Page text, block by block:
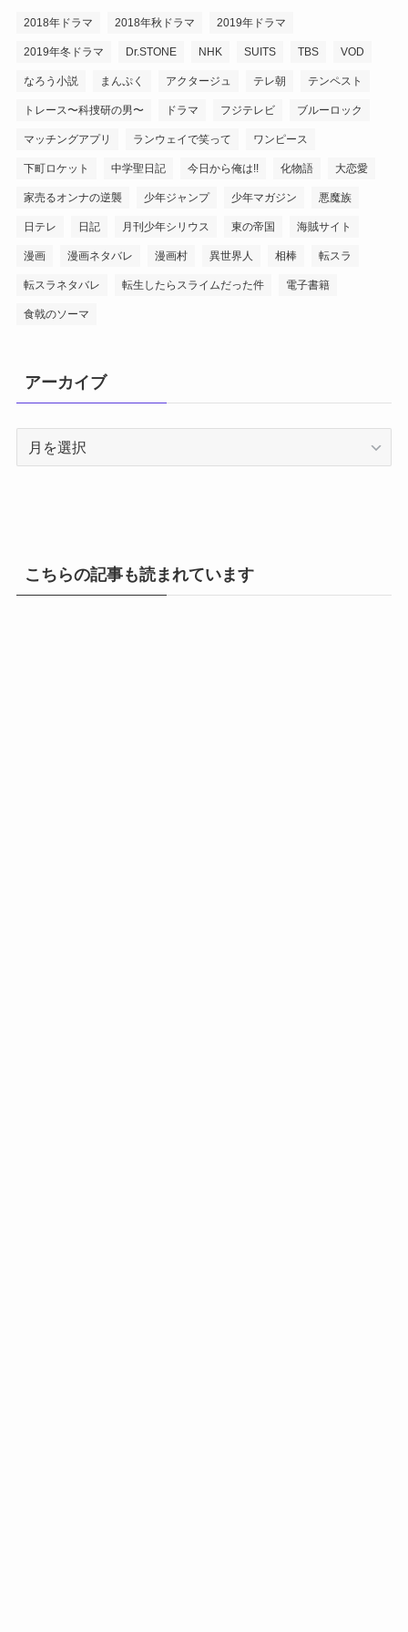
2018年ドラマ 2018年秋ドラマ 2019年ドラマ
2019年冬ドラマ Dr.STONE NHK SUITS TBS VOD
なろう小説 まんぷく アクタージュ テレ朝 テンペスト
トレース〜科捜研の男〜 ドラマ フジテレビ ブルーロック
マッチングアプリ ランウェイで笑って ワンピース
下町ロケット 中学聖日記 今日から俺は!! 化物語 大恋愛
家売るオンナの逆襲 少年ジャンプ 少年マガジン 悪魔族
日テレ 日記 月刊少年シリウス 東の帝国 海賊サイト
漫画 漫画ネタバレ 漫画村 異世界人 相棒 転スラ
転スラネタバレ 転生したらスライムだった件 電子書籍
食戟のソーマ
アーカイブ
こちらの記事も読まれています